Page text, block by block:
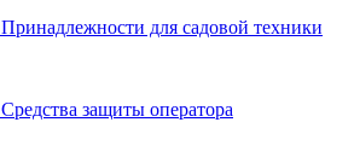
Принадлежности для садовой техники
Средства защиты оператора